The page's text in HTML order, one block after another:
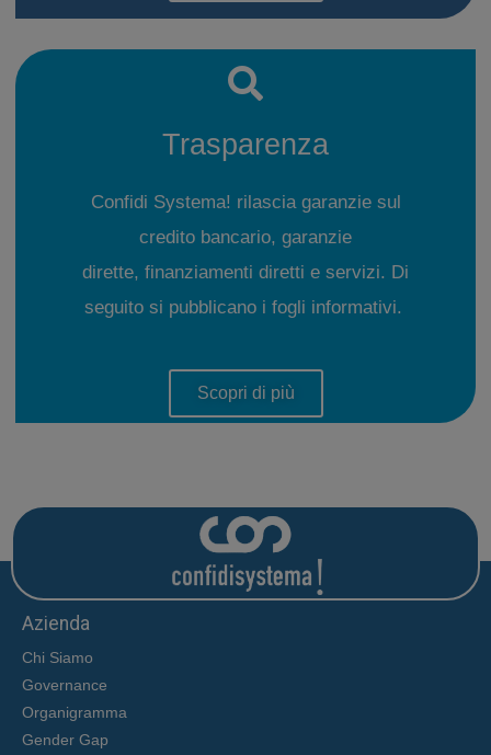
Trasparenza
Confidi Systema! rilascia garanzie sul
credito bancario, garanzie
dirette, finanziamenti diretti e servizi. Di
seguito si pubblicano i fogli informativi.
Scopri di più
Azienda
Chi Siamo
Governance
Organigramma
Gender Gap